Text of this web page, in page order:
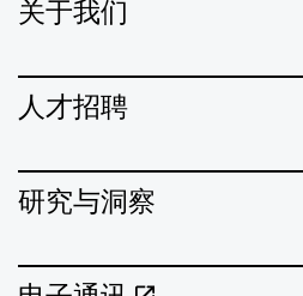
关于我们
人才招聘
研究与洞察